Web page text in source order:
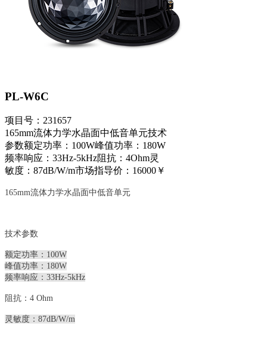
PL-W6C
项目号：231657
165mm流体力学水晶面中低音单元技术
参数额定功率：100W峰值功率：180W
频率响应：33Hz-5kHz阻抗：4Ohm灵
敏度：87dB/W/m市场指导价：16000￥
165mm流体力学水晶面中低音单元
技术参数
额定功率：100W
峰值功率：180W
频率响应：33Hz-5kHz
阻抗：4 Ohm
灵敏度：87dB/W/m